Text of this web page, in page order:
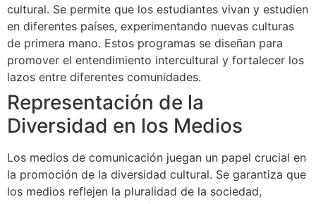
cultural. Se permite que los estudiantes vivan y estudien
en diferentes países, experimentando nuevas culturas
de primera mano. Estos programas se diseñan para
promover el entendimiento intercultural y fortalecer los
lazos entre diferentes comunidades.
Representación de la
Diversidad en los Medios
Los medios de comunicación juegan un papel crucial en
la promoción de la diversidad cultural. Se garantiza que
los medios reflejen la pluralidad de la sociedad,